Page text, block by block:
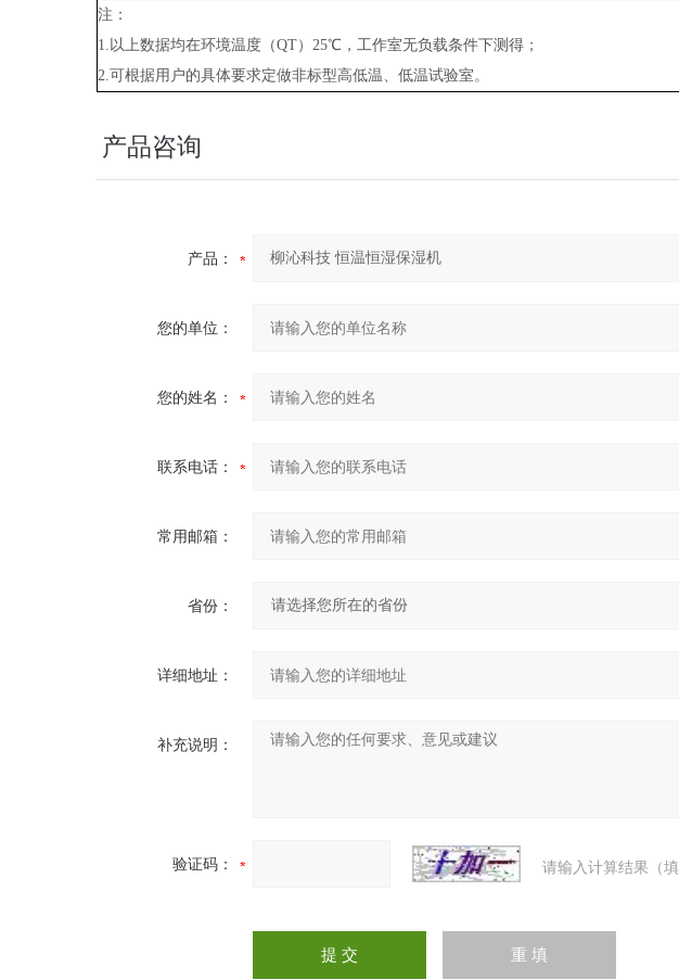
注：
1.以上数据均在环境温度（QT）25℃，工作室无负载条件下测得；
2.可根据用户的具体要求定做非标型高低温、低温试验室。
产品咨询
产品：
您的单位：
您的姓名：
联系电话：
常用邮箱：
省份：
详细地址：
补充说明：
验证码： 请输入计算结果（